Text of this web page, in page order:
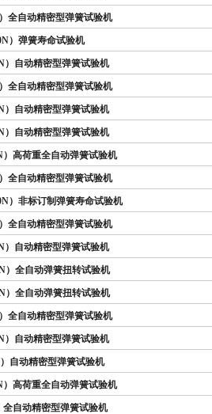
）全自动精密型弹簧试验机
）弹簧寿命试验机
）自动精密型弹簧试验机
）全自动精密型弹簧试验机
）自动精密型弹簧试验机
）自动精密型弹簧试验机
）高荷重全自动弹簧试验机
）全自动精密型弹簧试验机
）非标订制弹簧寿命试验机
）全自动精密型弹簧试验机
）自动精密型弹簧试验机
）全自动弹簧扭转试验机
）全自动弹簧扭转试验机
）全自动精密型弹簧试验机
）自动精密型弹簧试验机
）自动精密型弹簧试验机
）高荷重全自动弹簧试验机
全自动精密型弹簧试验机